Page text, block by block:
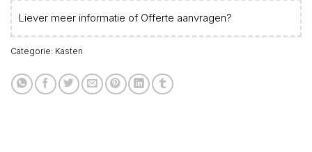
Liever meer informatie of Offerte aanvragen?
Categorie: Kasten